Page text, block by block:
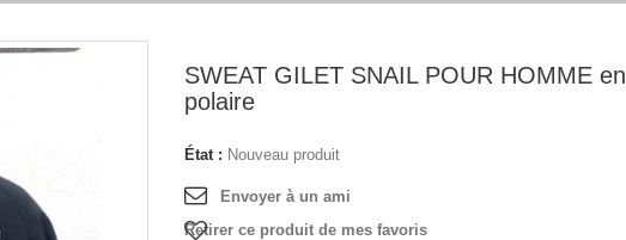
SWEAT GILET SNAIL POUR HOMME en
polaire
État : Nouveau produit
Envoyer à un ami
Retirer ce produit de mes favoris